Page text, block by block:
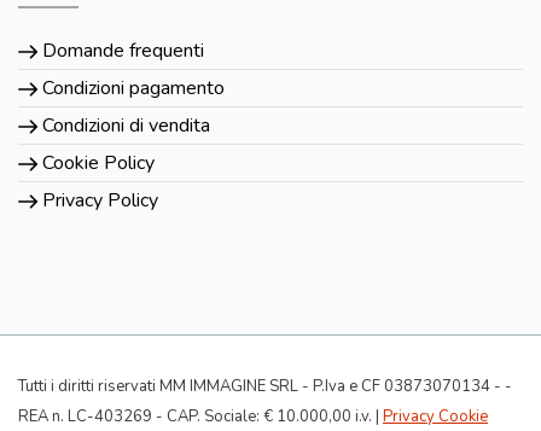
Domande frequenti
Condizioni pagamento
Condizioni di vendita
Cookie Policy
Privacy Policy
Tutti i diritti riservati MM IMMAGINE SRL - P.Iva e CF 03873070134 - -
REA n. LC-403269 - CAP. Sociale: € 10.000,00 i.v. | Privacy Cookie